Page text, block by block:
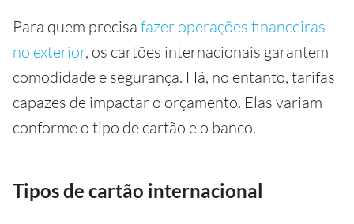
Para quem precisa fazer operações financeiras
no exterior, os cartões internacionais garantem
comodidade e segurança. Há, no entanto, tarifas
capazes de impactar o orçamento. Elas variam
conforme o tipo de cartão e o banco.
Tipos de cartão internacional